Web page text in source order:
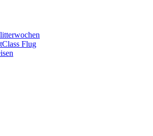
Flug